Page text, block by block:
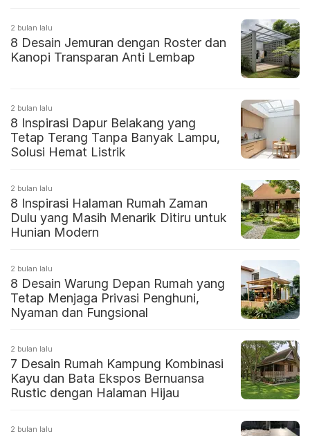
2 bulan lalu
8 Desain Jemuran dengan Roster dan
Kanopi Transparan Anti Lembap
2 bulan lalu
8 Inspirasi Dapur Belakang yang
Tetap Terang Tanpa Banyak Lampu,
Solusi Hemat Listrik
2 bulan lalu
8 Inspirasi Halaman Rumah Zaman
Dulu yang Masih Menarik Ditiru untuk
Hunian Modern
2 bulan lalu
8 Desain Warung Depan Rumah yang
Tetap Menjaga Privasi Penghuni,
Nyaman dan Fungsional
2 bulan lalu
7 Desain Rumah Kampung Kombinasi
Kayu dan Bata Ekspos Bernuansa
Rustic dengan Halaman Hijau
2 bulan lalu